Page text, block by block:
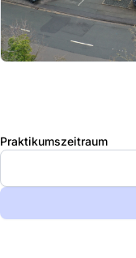
Praktikumszeitraum